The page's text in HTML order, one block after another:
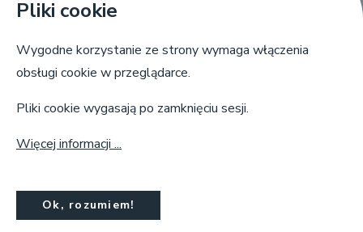
Pliki cookie
Wygodne korzystanie ze strony wymaga włączenia
obsługi cookie w przeglądarce.
Pliki cookie wygasają po zamknięciu sesji.
Więcej informacji ...
Ok, rozumiem!
info@dns.pl, tel. +48 22 380 83 00
© Copyright by